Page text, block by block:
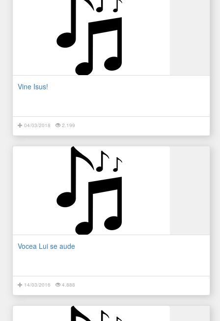
Vine Isus!
04/03/2018 2.199
Vocea Lui se aude
14/03/2016 4.888